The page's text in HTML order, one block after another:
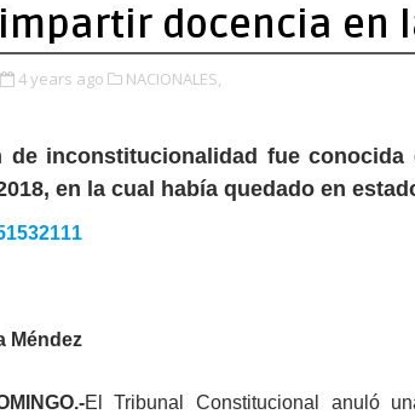
docencia en
4 years ago NACIONALES,
de inconstitucionalidad fue
en la cual había quedado en
Méndez
El Tribunal Constitucional anuló